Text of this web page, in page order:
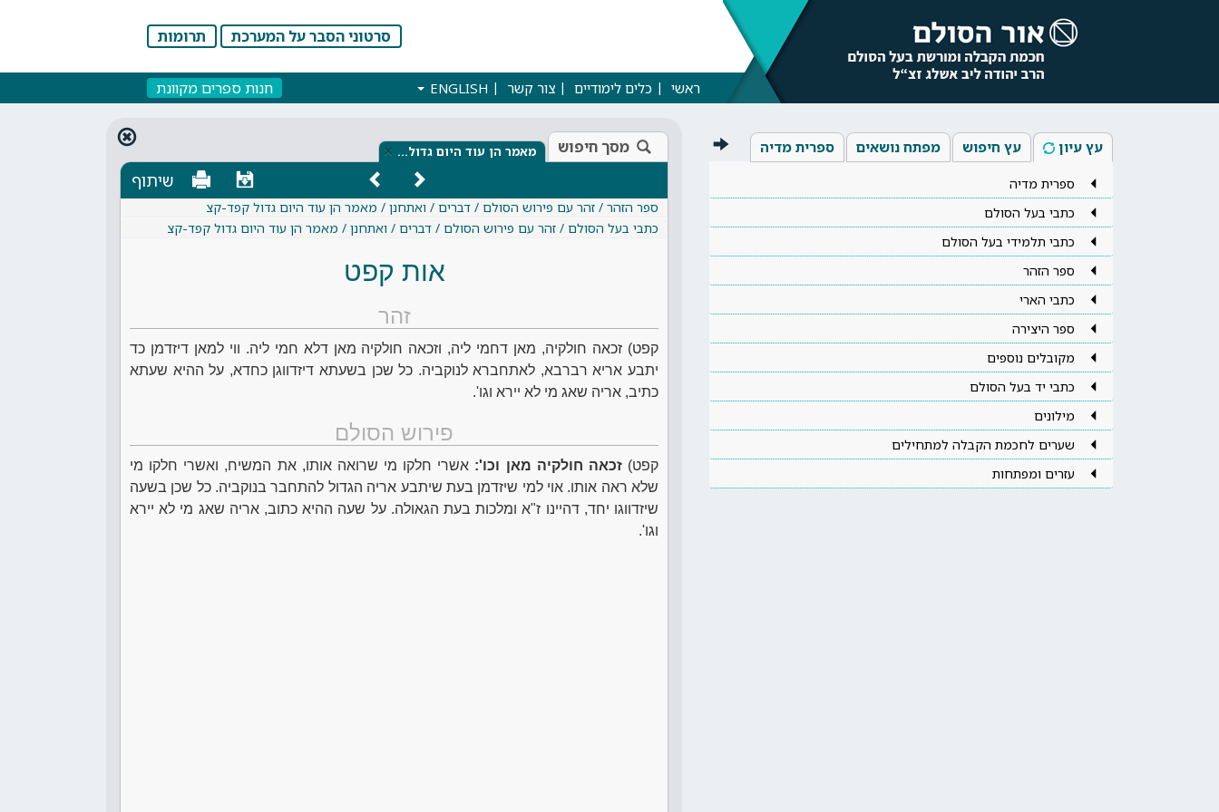
סרטוני הסבר על המערכת תרומות
ראשי כלים לימודיים צור קשר ENGLISH חנות ספרים מקוונת
עץ עיון עץ חיפוש מפתח נושאים ספרית מדיה
ספרית מדיה
כתבי בעל הסולם
כתבי תלמידי בעל הסולם
ספר הזהר
כתבי הארי
ספר היצירה
מקובלים נוספים
כתבי יד בעל הסולם
מילונים
שערים לחכמת הקבלה למתחילים
עזרים ומפתחות
מסך חיפוש מאמר הן עוד היום גדול… ×
שיתוף
ספר הזהר / זהר עם פירוש הסולם / דברים / ואתחנן / מאמר הן עוד היום גדול קפד-קצ
כתבי בעל הסולם / זהר עם פירוש הסולם / דברים / ואתחנן / מאמר הן עוד היום גדול קפד-קצ
אות קפט
זהר
קפט) זכאה חולקיה, מאן דחמי ליה, וזכאה חולקיה מאן דלא חמי ליה. ווי למאן דיזדמן כד
יתבע אריא רברבא, לאתחברא לנוקביה. כל שכן בשעתא דיזדווגן כחדא, על ההיא שעתא
כתיב, אריה שאג מי לא יירא וגו'.
פירוש הסולם
קפט)זכאה חולקיה מאן וכו': אשרי חלקו מי שרואה אותו, את המשיח, ואשרי חלקו מי
שלא ראה אותו. אוי למי שיזדמן בעת שיתבע אריה הגדול להתחבר בנוקביה. כל שכן בשעה
שיזדווגו יחד, דהיינו ז"א ומלכות בעת הגאולה. על שעה ההיא כתוב, אריה שאג מי לא יירא
וגו'.